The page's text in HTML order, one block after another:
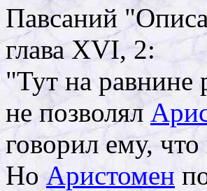
Павсаний
глава XVI, 2:
"Тут на равнине
не позволял
говорил ему,
НоАристомен